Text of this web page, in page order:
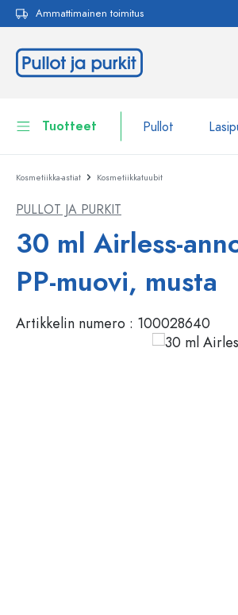
Siirry päänavigointiin
Ammattimainen toimitus
Tuotteet Pullot
Pullot
Lasipurkit
Säilytysastiat
Astiat
Kosmetiikka-astiat
Kosmetiikka-astiat Kosmetiikkatuubit
PULLOT JA PURKIT
30 ml Airless-
PP-muovi, musta
Artikkelin numero : 100028640